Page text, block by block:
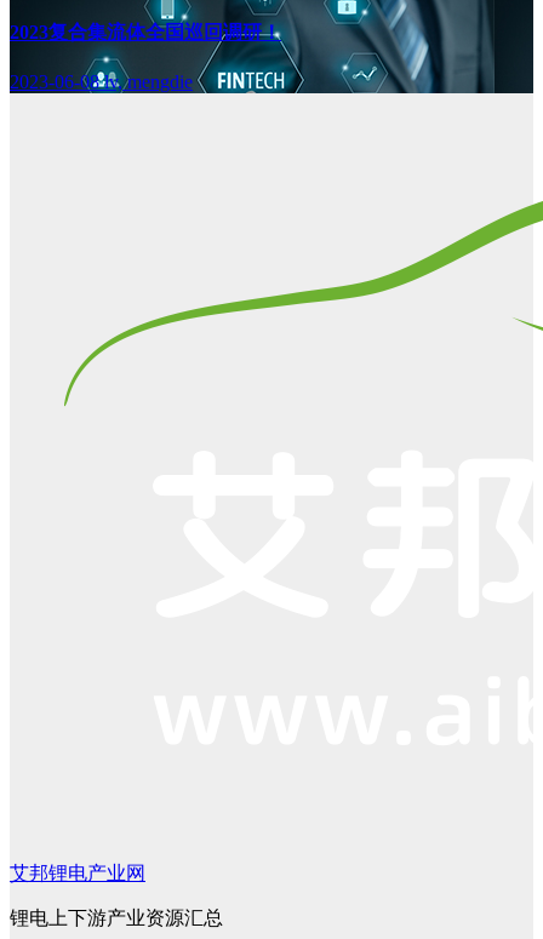
2023复合集流体全国巡回调研！
2023-06-08lv, mengdie
艾邦锂电产业网
锂电上下游产业资源汇总